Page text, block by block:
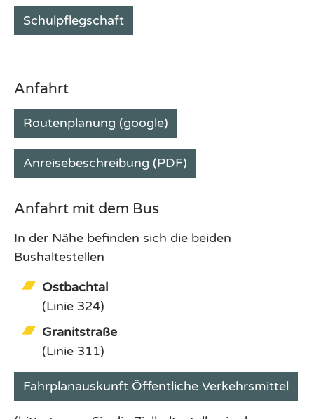
Schulpflegschaft
Anfahrt
Routenplanung (google)
Anreisebeschreibung (PDF)
Anfahrt mit dem Bus
In der Nähe befinden sich die beiden
Bushaltestellen
Ostbachtal
(Linie 324)
Granitstraße
(Linie 311)
Fahrplanauskunft Öffentliche Verkehrsmittel